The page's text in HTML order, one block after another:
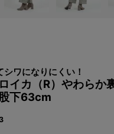
ワになりにくい！
イカ（R）やわらか
下63cm